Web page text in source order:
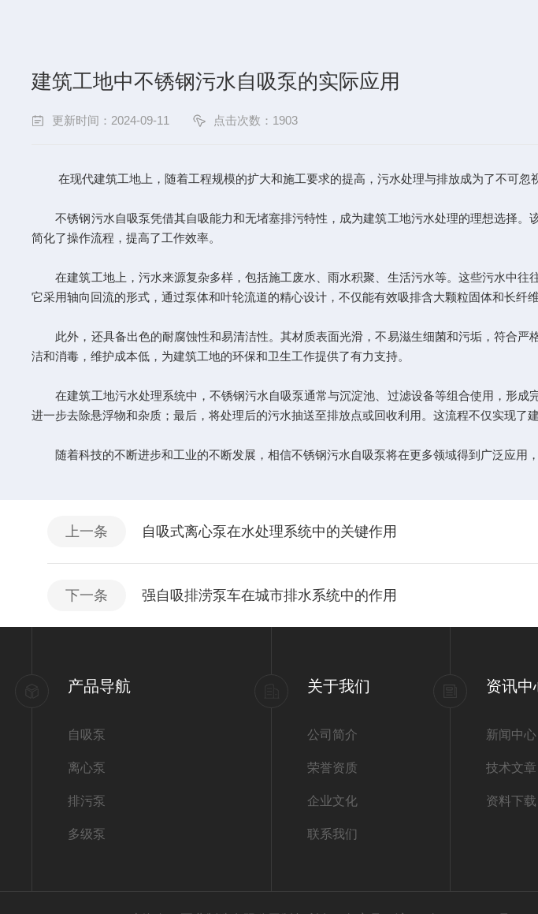
建筑工地中不锈钢污水自吸泵的实际应用
更新时间：2024-09-11 点击次数：1903
在现代建筑工地上，随着工程规模的扩大和施工要求的提高，污水处理与排放成为了不可忽
不锈钢污水自吸泵凭借其自吸能力和无堵塞排污特性，成为建筑工地污水处理的理想选择。
简化了操作流程，提高了工作效率。
在建筑工地上，污水来源复杂多样，包括施工废水、雨水积聚、生活污水等。这些污水中往
它采用轴向回流的形式，通过泵体和叶轮流道的精心设计，不仅能有效吸排含大颗粒固体和长纤
此外，还具备出色的耐腐蚀性和易清洁性。其材质表面光滑，不易滋生细菌和污垢，符合严
洁和消毒，维护成本低，为建筑工地的环保和卫生工作提供了有力支持。
在建筑工地污水处理系统中，不锈钢污水自吸泵通常与沉淀池、过滤设备等组合使用，形成
进一步去除悬浮物和杂质；最后，将处理后的污水抽送至排放点或回收利用。这流程不仅实现了
随着科技的不断进步和工业的不断发展，相信不锈钢污水自吸泵将在更多领域得到广泛应用，
上一条 自吸式离心泵在水处理系统中的关键作用
下一条 强自吸排涝泵车在城市排水系统中的作用
产品导航
自吸泵
离心泵
排污泵
多级泵
关于我们
公司简介
荣誉资质
企业文化
联系我们
资讯中
新闻中心
技术文章
资料下载